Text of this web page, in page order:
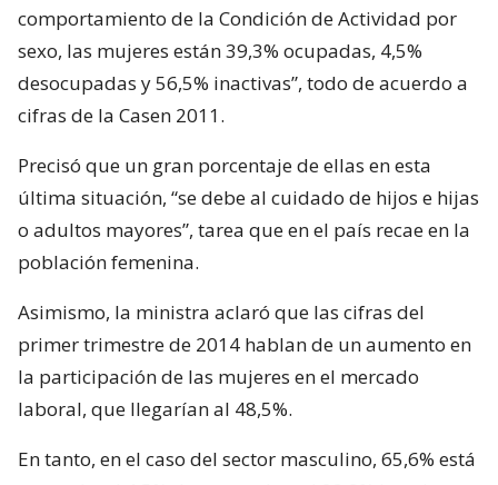
comportamiento de la Condición de Actividad por
sexo, las mujeres están 39,3% ocupadas, 4,5%
desocupadas y 56,5% inactivas”, todo de acuerdo a
cifras de la Casen 2011.
Precisó que un gran porcentaje de ellas en esta
última situación, “se debe al cuidado de hijos e hijas
o adultos mayores”, tarea que en el país recae en la
población femenina.
Asimismo, la ministra aclaró que las cifras del
primer trimestre de 2014 hablan de un aumento en
la participación de las mujeres en el mercado
laboral, que llegarían al 48,5%.
En tanto, en el caso del sector masculino, 65,6% está